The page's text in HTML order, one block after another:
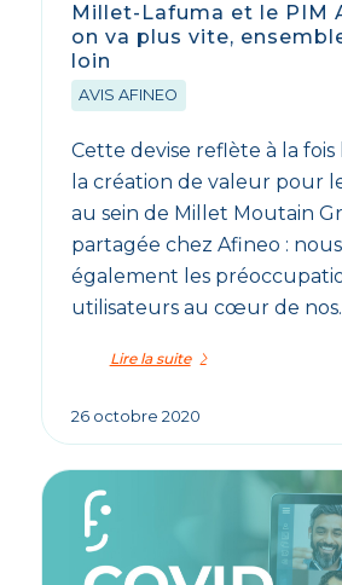
Millet-Lafuma et le PIM
on va plus vite,
loin
AVIS AFINEO
Cette devise reflète à la fois
la création de valeur pour
au sein de Millet Moutain
partagée chez Afineo :
également les
utilisateurs au cœur de
Lire la suite
26 octobre 2020